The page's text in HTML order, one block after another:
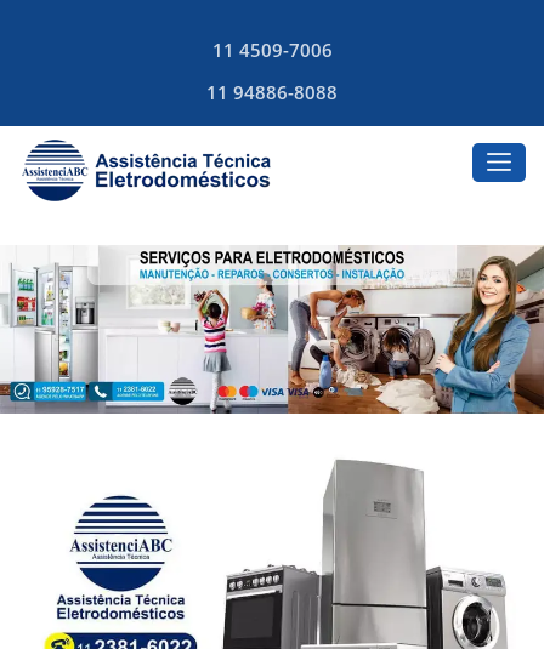
11 4509-7006
11 94886-8088